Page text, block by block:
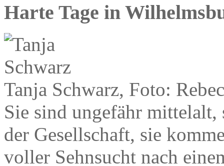
Harte Tage in
Tanja Schwarz, Foto:
Sie sind ungefähr
der Gesellschaft, sie
voller Sehnsucht nach